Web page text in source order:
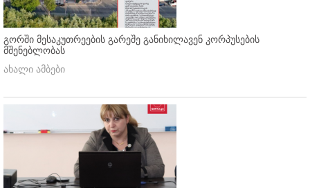
გორში მესაკუთრეების გარეშე განიხილავენ კორპუსების
მშენებლობას
ახალი ამბები